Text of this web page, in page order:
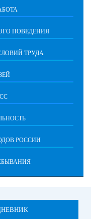
ПОВЕДЕНИЯ
ТРУДА
РОССИИ